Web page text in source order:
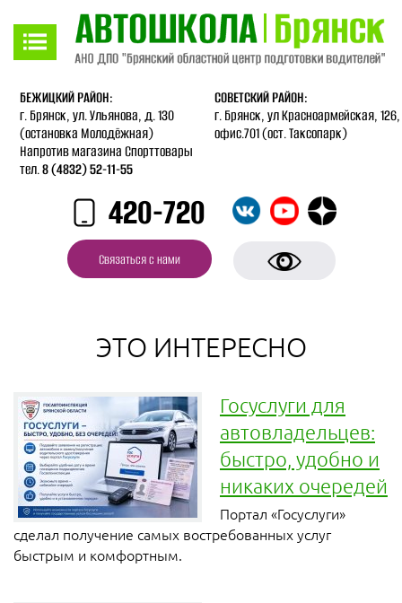
Версия для слабовидящих Включить
БЕЖИЦКИЙ РАЙОН:
г. Брянск, ул. Ульянова, д. 130
(остановка Молодёжная)
Напротив магазина Спорттовары
тел.8 (4832) 52-11-55
СОВЕТСКИЙ РАЙОН:
г. Брянск, ул Красноармейская, 126,
офис.701 (ост. Таксопарк)
420-720
Связаться с нами
ЭТО ИНТЕРЕСНО
Госуслуги для
автовладельцев:
быстро, удобно и
никаких очередей
Портал «Госуслуги»
сделал получение самых востребованных услуг
быстрым и комфортным.